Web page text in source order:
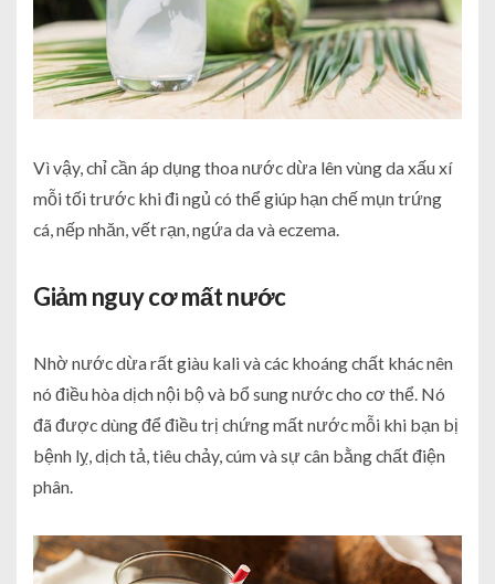
Vì vậy, chỉ cần áp dụng thoa nước dừa lên vùng da xấu xí
mỗi tối trước khi đi ngủ có thể giúp hạn chế mụn trứng
cá, nếp nhăn, vết rạn, ngứa da và eczema.
Giảm nguy cơ mất nước
Nhờ nước dừa rất giàu kali và các khoáng chất khác nên
nó điều hòa dịch nội bộ và bổ sung nước cho cơ thể. Nó
đã được dùng để điều trị chứng mất nước mỗi khi bạn bị
bệnh lỵ, dịch tả, tiêu chảy, cúm và sự cân bằng chất điện
phân.